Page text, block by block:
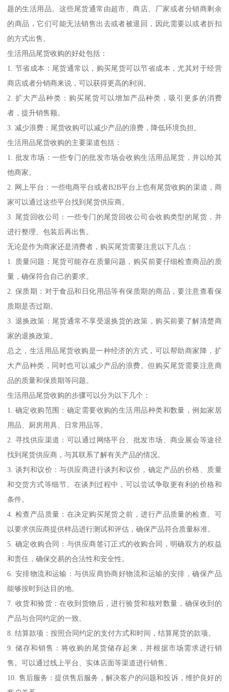
题的生活用品。这些尾货通常由超市、商店、厂家或者分销商剩余
的商品，它们可能无法销售出去或者被退回，因此需要以或者折扣
的方式出售。
生活用品尾货收购的好处包括：
1. 节省成本：尾货通常以，购买尾货可以节省成本，尤其对于经营
商店或者分销商来说，可以获得更高的利润。
2. 扩大产品种类：购买尾货可以增加产品种类，吸引更多的消费
者，提升销售额。
3. 减少浪费：尾货收购可以减少产品的浪费，降低环境负担。
生活用品尾货收购的主要渠道包括：
1. 批发市场：一些专门的批发市场会收购生活用品尾货，并以给其
他商家。
2. 网上平台：一些电商平台或者B2B平台上也有尾货收购的渠道，商
家可以通过这些平台找到尾货供应商。
3. 尾货回收公司：一些专门的尾货回收公司会收购类型的尾货，并
进行整理、包装后再出售。
无论是作为商家还是消费者，购买尾货需要注意以下几点：
1. 质量问题：尾货可能存在质量问题，购买前要仔细检查商品的质
量，确保符合自己的要求。
2. 保质期：对于食品和日化用品等有保质期的商品，要注意查看保
质期是否过期。
3. 退换政策：尾货通常不享受退换货的政策，购买前要了解清楚商
家的退换政策。
总之，生活用品尾货收购是一种经济的方式，可以帮助商家降，扩
大产品种类，同时也可以减少产品的浪费。但购买尾货需要注意商
品的质量和保质期等问题。
生活用品尾货收购的步骤可以分为以下几个：
1. 确定收购范围：确定需要收购的生活用品种类和数量，例如家居
用品、厨房用具、日常用品等。
2. 寻找供应渠道：可以通过网络平台、批发市场、商业展会等途径
找到尾货供应商，与其联系了解有关产品的情况。
3. 谈判和议价：与供应商进行谈判和议价，确定产品的价格、质量
和交货方式等细节。在谈判过程中，可以尝试争取更有利的价格和
条件。
4. 检查产品质量：在决定购买尾货之前，进行产品质量的检查。可
以要求供应商提供样品进行测试和评估，确保产品符合质量标准。
5. 确定收购合同：与供应商签订正式的收购合同，明确双方的权益
和责任，确保交易的合法性和安全性。
6. 安排物流和运输：与供应商协商好物流和运输的安排，确保产品
能够按时到达目的地。
7. 收货和验货：在收到货物后，进行验货和核对数量，确保收到的
产品与合同约定的一致。
8. 结算款项：按照合同约定的支付方式和时间，结算尾货的款项。
9. 储存和销售：将收购的尾货储存起来，并根据市场需求进行销
售。可以通过线上平台、实体店面等渠道进行销售。
10. 售后服务：提供售后服务，解决客户的问题和投诉，维护良好的